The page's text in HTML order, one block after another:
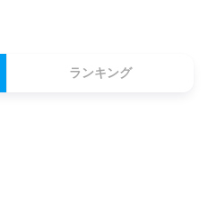
ランキング